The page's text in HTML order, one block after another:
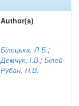
Author(s)
Білоцька, Л.Б.;
Демчук, І.В.; Білей-
Рубан, Н.В.